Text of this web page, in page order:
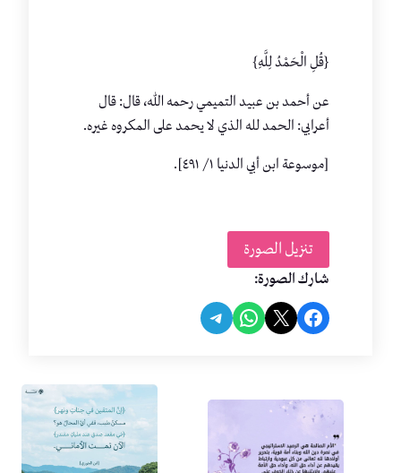
{قُلِ الْحَمْدُ لِلَّهِ}
عن أحمد بن عبيد التميمي رحمه الله، قال: قال
أعرابي: الحمد لله الذي لا يحمد على المكروه غيره.
[موسوعة ابن أبي الدنيا ١/ ٤٩١].
تنزيل الصورة
شارك الصورة:
Share on Facebook
Share on X
Share on WhatsApp
Share on Telegram